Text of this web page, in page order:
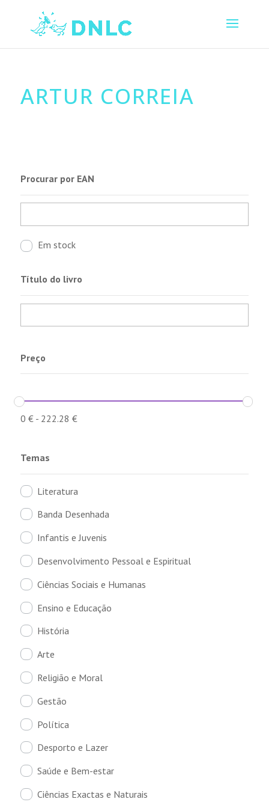
ARTUR CORREIA
Procurar por EAN
Em stock
Título do livro
Preço
0 €- 222.28 €
Temas
Literatura
Banda Desenhada
Infantis e Juvenis
Desenvolvimento Pessoal e Espiritual
Ciências Sociais e Humanas
Ensino e Educação
História
Arte
Religião e Moral
Gestão
Política
Desporto e Lazer
Saúde e Bem-estar
Ciências Exactas e Naturais